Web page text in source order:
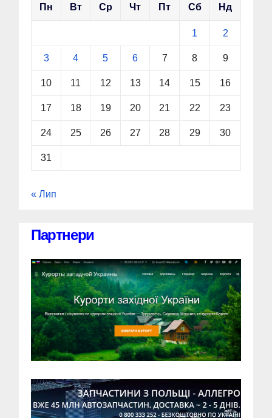
Пн Вт Ср Чт Пт Сб Нд
1 2
3 4 5 6 7 8 9
10 11 12 13 14 15 16
17 18 19 20 21 22 23
24 25 26 27 28 29 30
31
« Лип
Партнери